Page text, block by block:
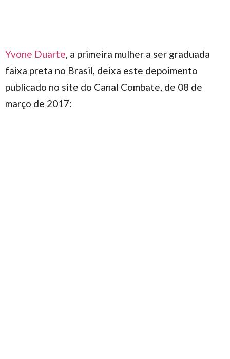
Yvone Duarte, a primeira mulher a ser graduada
faixa preta no Brasil, deixa este depoimento
publicado no site do Canal Combate, de 08 de
março de 2017: